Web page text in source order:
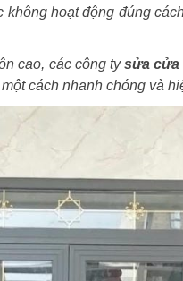
hoạt động đúng
cao, các công tysửa cửa
cách nhanh chóng và